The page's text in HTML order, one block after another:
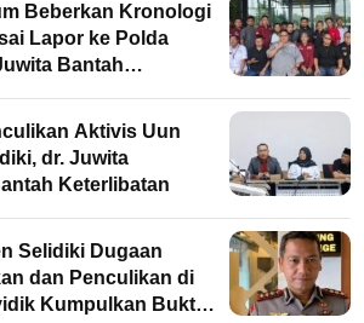
Beberkan Kronologi
Lapor ke Polda
Bantah
Aktivis Uun
dr. Juwita
Keterlibatan
Selidiki Dugaan
dan Penculikan di
Kumpulkan Bukti